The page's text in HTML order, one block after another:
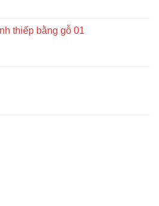
thiếp bằng gỗ 01